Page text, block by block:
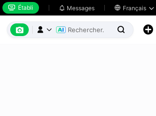
 Établi  Messages  Français 
    